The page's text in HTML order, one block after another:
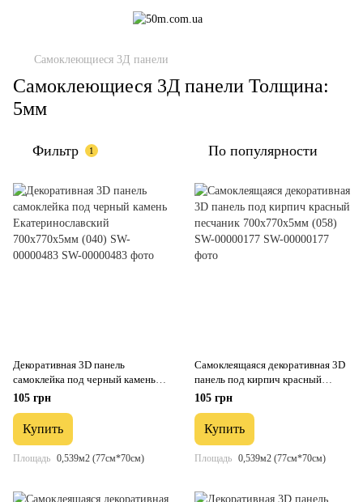
Самоклеющиеся 3Д панели
Самоклеющиеся 3Д панели Толщина:
5мм
Фильтр 1 По популярности
Декоративная 3D панель
самоклейка под черный камень
Екатеринославский 700x770x5мм
105 грн
Купить
Площадь 0,539м2 (77см*70см)
Самоклеящаяся декоративная 3D
панель под кирпич красный
песчаник 700x770x5мм (058) SW-
105 грн
Купить
Площадь 0,539м2 (77см*70см)